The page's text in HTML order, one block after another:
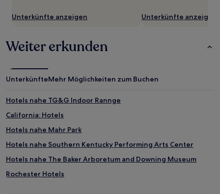
gelten.
Unterkünfte anzeigen Unterkünfte anzeigen
Weiter erkunden
UnterkünfteMehr Möglichkeiten zum Buchen
Hotels nahe TG&G Indoor Rannge
California: Hotels
Hotels nahe Mahr Park
Hotels nahe Southern Kentucky Performing Arts Center
Hotels nahe The Baker Arboretum and Downing Museum
Rochester Hotels